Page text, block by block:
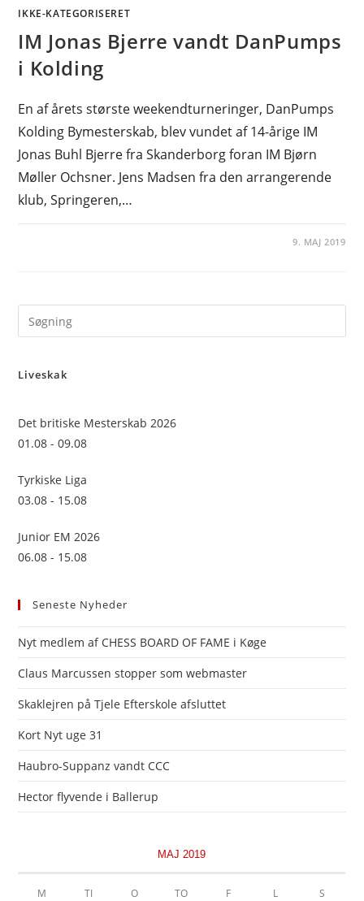
IKKE-KATEGORISERET
IM Jonas Bjerre vandt DanPumps
i Kolding
En af årets største weekendturneringer, DanPumps
Kolding Bymesterskab, blev vundet af 14-årige IM
Jonas Buhl Bjerre fra Skanderborg foran IM Bjørn
Møller Ochsner. Jens Madsen fra den arrangerende
klub, Springeren,…
9. MAJ 2019
Liveskak
Det britiske Mesterskab 2026
01.08 - 09.08
Tyrkiske Liga
03.08 - 15.08
Junior EM 2026
06.08 - 15.08
Seneste Nyheder
Nyt medlem af CHESS BOARD OF FAME i Køge
Claus Marcussen stopper som webmaster
Skaklejren på Tjele Efterskole afsluttet
Kort Nyt uge 31
Haubro-Suppanz vandt CCC
Hector flyvende i Ballerup
MAJ 2019
M TI O TO F L S